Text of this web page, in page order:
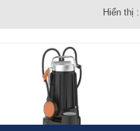
cho chúng tôi
Hiển thị :